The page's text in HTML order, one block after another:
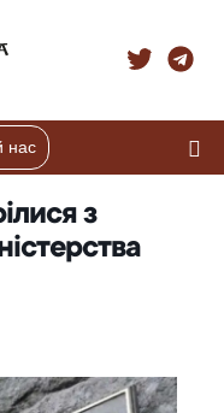
нас
з